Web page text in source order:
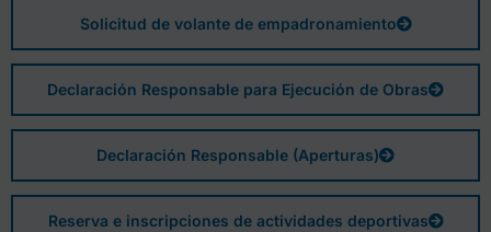
Solicitud de volante de empadronamiento
Declaración Responsable para Ejecución de Obras
Declaración Responsable (Aperturas)
Reserva e inscripciones de actividades deportivas